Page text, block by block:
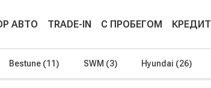
АВТО TRADE-IN С ПРОБЕГОМ КРЕДИТ
Bestune (11) SWM (3) Hyundai (26)